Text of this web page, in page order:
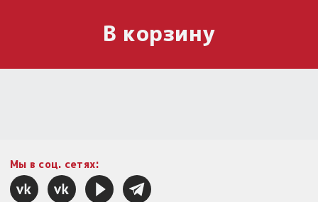
В корзину
Мы в соц. сетях: